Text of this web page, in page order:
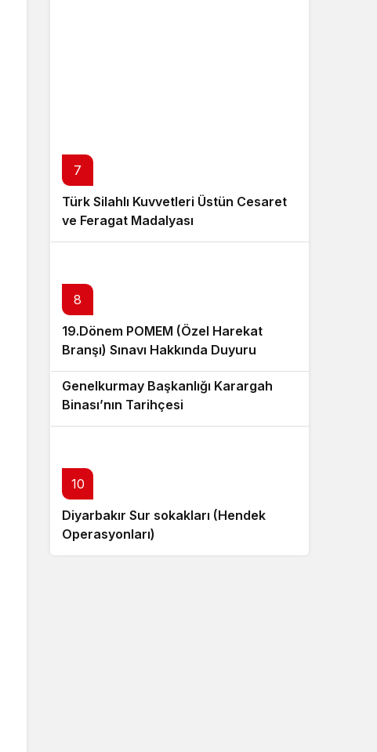
7
Türk Silahlı Kuvvetleri Üstün Cesaret
ve Feragat Madalyası
8
19.Dönem POMEM (Özel Harekat
Branşı) Sınavı Hakkında Duyuru
9
Genelkurmay Başkanlığı Karargah
Binası’nın Tarihçesi
10
Diyarbakır Sur sokakları (Hendek
Operasyonları)